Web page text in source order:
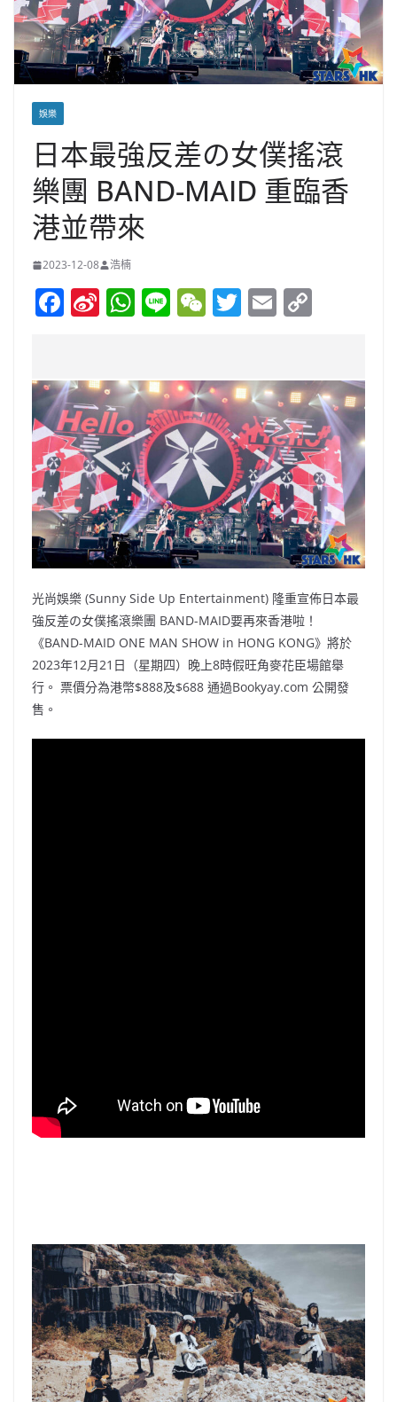
娛樂
日本最強反差の女僕搖滾
樂團 BAND-MAID 重臨香
港並帶來
2023-12-08 浩楠
F
e
b
o
o
k
Si
W
ei
b
o
W
s
A
p
p
Li W
h
at
T
er
E
l y
Li
n
k
光尚娛樂 (Sunny Side Up Entertainment) 隆重宣佈日本最
強反差の女僕搖滾樂團 BAND-MAID要再來香港啦！
《BAND-MAID ONE MAN SHOW in HONG KONG》將於
2023年12月21日（星期四）晚上8時假旺角麥花臣場館舉
行。 票價分為港幣$888及$688 通過Bookyay.com 公開發
售。